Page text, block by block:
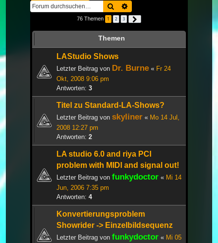
Suche
76 Themen 1 2 3
Themen
LAStudio Shows
Letzter Beitrag von Dr. Burne « Fr 24
Okt, 2008 9:06 pm
Antworten: 3
Titel zu Standard-LA-Shows?
Letzter Beitrag von skyliner « Mo 14 Jul,
2008 12:27 pm
Antworten: 2
LA studio 6.0 and riya PCI
problem with MIDI and signal out!
Letzter Beitrag von funkydoctor « Mi 14
Jun, 2006 7:35 pm
Antworten: 4
Konvertierungsproblem
Showrider -> Einzelbildsequenz
Letzter Beitrag von funkydoctor « Mi 05